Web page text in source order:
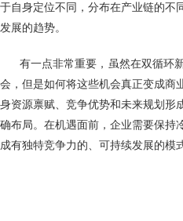
于自身定位不同，分布在产业链的不
发展的趋势。
有一点非常重要，虽然在双循环
会，但是如何将这些机会真正变成商
身资源禀赋、竞争优势和未来规划形
确布局。在机遇面前，企业需要保持
成有独特竞争力的、可持续发展的模